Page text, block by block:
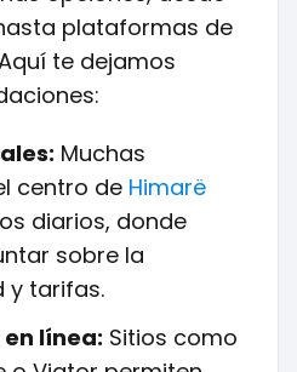
plataformas de
te dejamos
Muchas
centro de Himarë
diarios, donde
sobre la
y tarifas.
línea: Sitios como